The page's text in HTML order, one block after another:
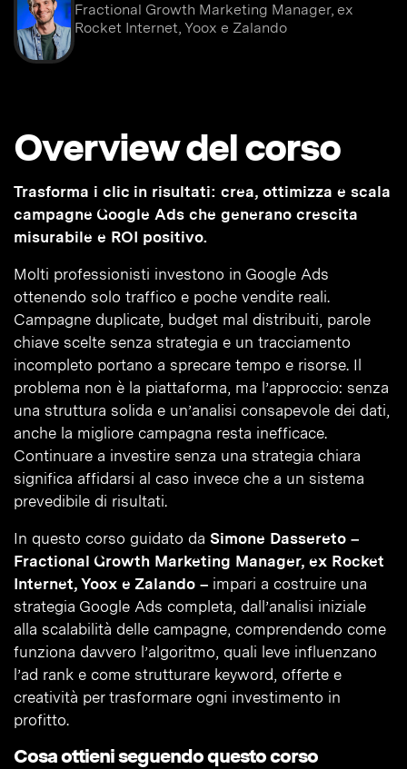
Fractional Growth Marketing Manager, ex
Rocket Internet, Yoox e Zalando
Overview del corso
Trasforma i clic in risultati: crea, ottimizza e scala
campagne Google Ads che generano crescita
misurabile e ROI positivo.
Molti professionisti investono in Google Ads
ottenendo solo traffico e poche vendite reali.
Campagne duplicate, budget mal distribuiti, parole
chiave scelte senza strategia e un tracciamento
incompleto portano a sprecare tempo e risorse. Il
problema non è la piattaforma, ma l’approccio: senza
una struttura solida e un’analisi consapevole dei dati,
anche la migliore campagna resta inefficace.
Continuare a investire senza una strategia chiara
significa affidarsi al caso invece che a un sistema
prevedibile di risultati.
In questo corso guidato da Simone Dassereto –
Fractional Growth Marketing Manager, ex Rocket
Internet, Yoox e Zalando – impari a costruire una
strategia Google Ads completa, dall’analisi iniziale
alla scalabilità delle campagne, comprendendo come
funziona davvero l’algoritmo, quali leve influenzano
l’ad rank e come strutturare keyword, offerte e
creatività per trasformare ogni investimento in
profitto.
Cosa ottieni seguendo questo corso